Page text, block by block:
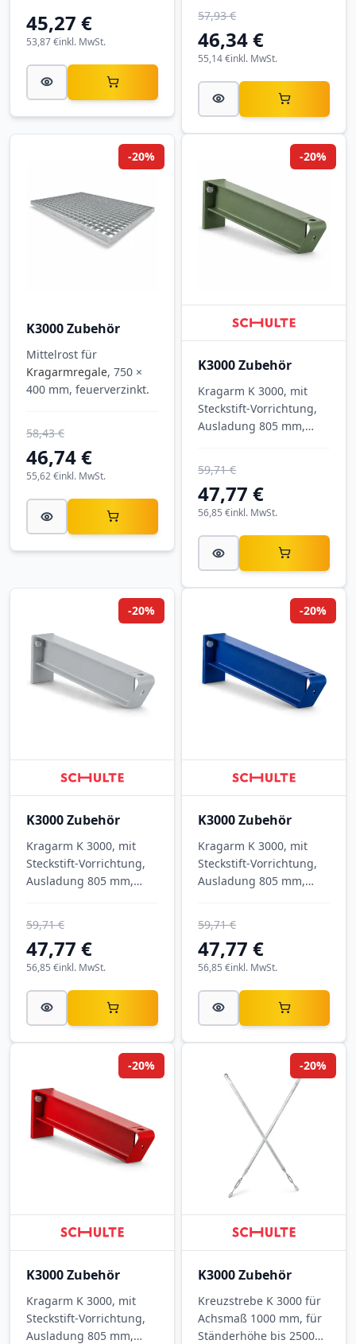
45,27 €
inkl. MwSt.
53,87 € 46,34 €
57,93 €
inkl. MwSt.
55,14 €
K3000 Zubehör
Mittelrost für
Kragarmregale, 750 ×
400 mm, feuerverzinkt.
46,74 €
58,43 €
-20%
inkl. MwSt.
55,62 €
K3000 Zubehör
Kragarm K 3000, mit
Steckstift-Vorrichtung,
Ausladung 805 mm,
47,77 €
59,71 €
-20%
inkl. MwSt.
56,85 €
K3000 Zubehör
Kragarm K 3000, mit
Steckstift-Vorrichtung,
Ausladung 805 mm,
47,77 €
59,71 €
-20%
inkl. MwSt.
56,85 €
K3000 Zubehör
Kragarm K 3000, mit
Steckstift-Vorrichtung,
Ausladung 805 mm,
47,77 €
59,71 €
-20%
inkl. MwSt.
56,85 €
K3000 Zubehör
Kragarm K 3000, mit
Steckstift-Vorrichtung,
Ausladung 805 mm,
-20%
K3000 Zubehör
Kreuzstrebe K 3000 für
Achsmaß 1000 mm, für
Ständerhöhe bis 2500
-20%